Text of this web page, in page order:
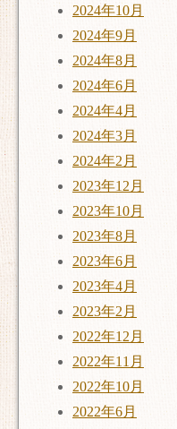
2024年10月
2024年9月
2024年8月
2024年6月
2024年4月
2024年3月
2024年2月
2023年12月
2023年10月
2023年8月
2023年6月
2023年4月
2023年2月
2022年12月
2022年11月
2022年10月
2022年6月